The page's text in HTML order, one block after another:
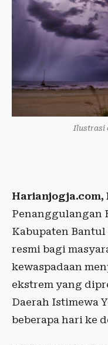
Ilustrasi
Harianjogja.com,
Penanggulangan
Kabupaten
resmi bagi
kewaspadaan
ekstrem yang
Daerah Istimewa
beberapa hari ke